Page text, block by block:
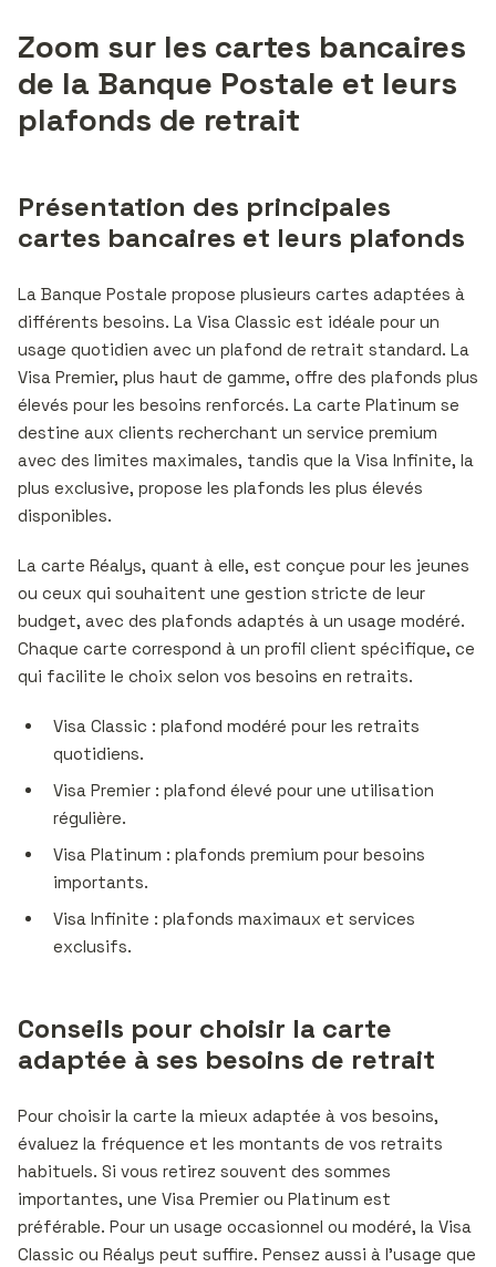
Zoom sur les cartes bancaires
de la Banque Postale et leurs
plafonds de retrait
Présentation des principales
cartes bancaires et leurs plafonds
La Banque Postale propose plusieurs cartes adaptées à
différents besoins. La Visa Classic est idéale pour un
usage quotidien avec un plafond de retrait standard. La
Visa Premier, plus haut de gamme, offre des plafonds plus
élevés pour les besoins renforcés. La carte Platinum se
destine aux clients recherchant un service premium
avec des limites maximales, tandis que la Visa Infinite, la
plus exclusive, propose les plafonds les plus élevés
disponibles.
La carte Réalys, quant à elle, est conçue pour les jeunes
ou ceux qui souhaitent une gestion stricte de leur
budget, avec des plafonds adaptés à un usage modéré.
Chaque carte correspond à un profil client spécifique, ce
qui facilite le choix selon vos besoins en retraits.
Visa Classic : plafond modéré pour les retraits
quotidiens.
Visa Premier : plafond élevé pour une utilisation
régulière.
Visa Platinum : plafonds premium pour besoins
importants.
Visa Infinite : plafonds maximaux et services
exclusifs.
Conseils pour choisir la carte
adaptée à ses besoins de retrait
Pour choisir la carte la mieux adaptée à vos besoins,
évaluez la fréquence et les montants de vos retraits
habituels. Si vous retirez souvent des sommes
importantes, une Visa Premier ou Platinum est
préférable. Pour un usage occasionnel ou modéré, la Visa
Classic ou Réalys peut suffire. Pensez aussi à l’usage que